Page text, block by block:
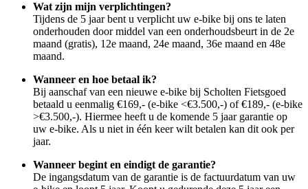
Wat zijn mijn verplichtingen?
Tijdens de 5 jaar bent u verplicht uw e-bike bij ons te laten
onderhouden door middel van een onderhoudsbeurt in de 2e
maand (gratis), 12e maand, 24e maand, 36e maand en 48e
maand.
Wanneer en hoe betaal ik?
Bij aanschaf van een nieuwe e-bike bij Scholten Fietsgoed
betaald u eenmalig €169,- (e-bike <€3.500,-) of €189,- (e-bike
>€3.500,-). Hiermee heeft u de komende 5 jaar garantie op
uw e-bike. Als u niet in één keer wilt betalen kan dit ook per
jaar.
Wanneer begint en eindigt de garantie?
De ingangsdatum van de garantie is de factuurdatum van uw